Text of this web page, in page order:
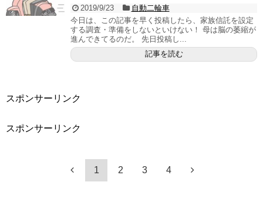
2019/9/23
自動二輪車
今日は、この記事を早く投稿したら、家族信託を設定
する調査・準備をしないといけない！ 母は脳の萎縮が
進んできてるのだ。 先日投稿し...
記事を読む
スポンサーリンク
スポンサーリンク
1 2 3 4